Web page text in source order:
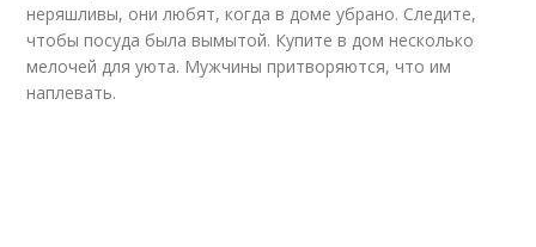
неряшливы, они любят, когда в доме убрано. Следите,
чтобы посуда была вымытой. Купите в дом несколько
мелочей для уюта. Мужчины притворяются, что им
наплевать.